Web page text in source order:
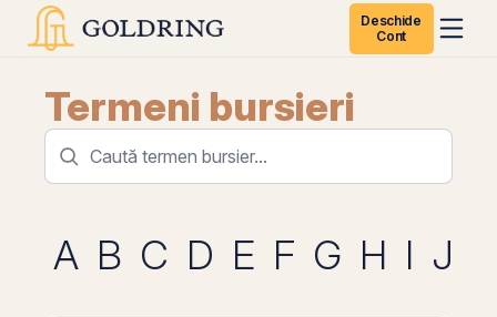
Deschide
Cont
Termeni bursieri
A B C D E F G H I J